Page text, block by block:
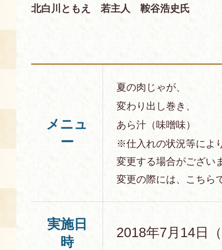
空き状況・ご予約
展示見学
講演会付き料理教室
あじわい館弁当
北白川ともえ 若主人 鞍谷浩史氏
メニュ
ー
夏の肉じゃが、
変わり出し巻き、
あら汁（味噌味）
※仕入れの状況等によ
変更する場合がござい
変更の際には、こちら
実施日
時
2018年7月14日